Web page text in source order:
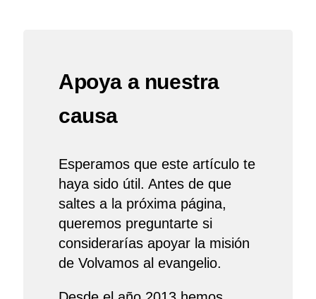
Apoya a nuestra
causa
Esperamos que este artículo te
haya sido útil. Antes de que
saltes a la próxima página,
queremos preguntarte si
considerarías apoyar la misión
de Volvamos al evangelio.